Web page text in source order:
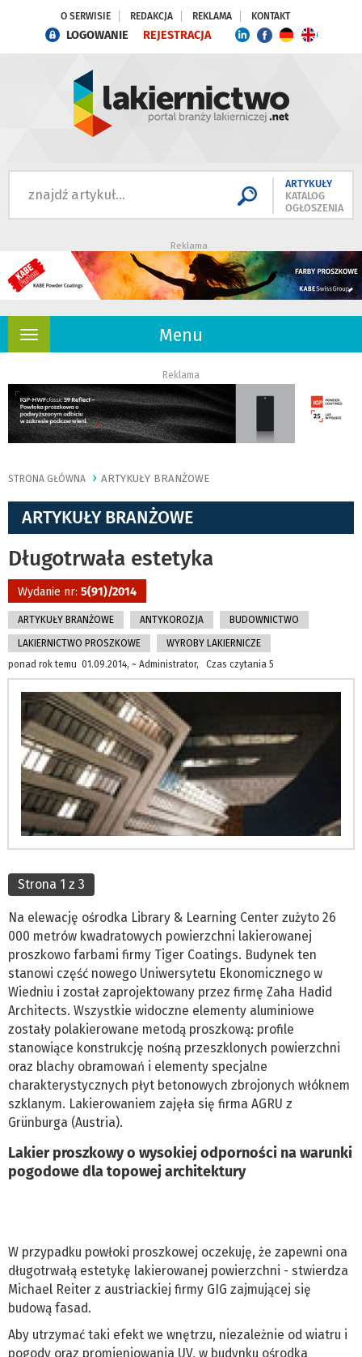
O SERWISIE REDAKCJA REKLAMA KONTAKT
LOGOWANIE REJESTRACJA
ARTYKUŁY
KATALOG
OGŁOSZENIA
Reklama
Menu
Rozwiń
Reklama
STRONA GŁÓWNA ARTYKUŁY BRANŻOWE
ARTYKUŁY BRANŻOWE
Długotrwała estetyka
Wydanie nr: 5(91)/2014
ARTYKUŁY BRANŻOWE ANTYKOROZJA BUDOWNICTWO
LAKIERNICTWO PROSZKOWE
WYROBY LAKIERNICZE
ponad rok temu 01.09.2014, ~ Administrator, Czas czytania 5
Strona 1 z 3
Na elewację ośrodka Library & Learning Center zużyto 26
000 metrów kwadratowych powierzchni lakierowanej
proszkowo farbami firmy Tiger Coatings. Budynek ten
stanowi część nowego Uniwersytetu Ekonomicznego w
Wiedniu i został zaprojektowany przez firmę Zaha Hadid
Architects. Wszystkie widoczne elementy aluminiowe
zostały polakierowane metodą proszkową: profile
stanowiące konstrukcję nośną przeszklonych powierzchni
oraz blachy obramowań i elementy specjalne
charakterystycznych płyt betonowych zbrojonych włóknem
szklanym. Lakierowaniem zajęła się firma AGRU z
Grünburga (Austria).
Lakier proszkowy o wysokiej odporności na warunki
pogodowe dla topowej architektury
W przypadku powłoki proszkowej oczekuję, że zapewni ona
długotrwałą estetykę lakierowanej powierzchni - stwierdza
Michael Reiter z austriackiej firmy GIG zajmującej się
budową fasad.
Aby utrzymać taki efekt we wnętrzu, niezależnie od wiatru i
pogody oraz promieniowania UV, w budynku ośrodka